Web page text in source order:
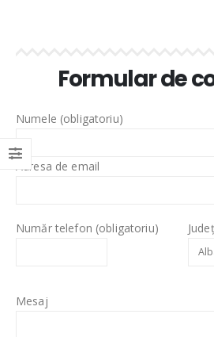
Formular de
Numele (obligatoriu)
Adresa de email
Număr telefon (obligatoriu) Județ
Mesaj